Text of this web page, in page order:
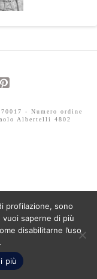
- Numero ordine
Albertelli 4802
profilazione, sono
saperne di più
disabilitarne l’uso
più